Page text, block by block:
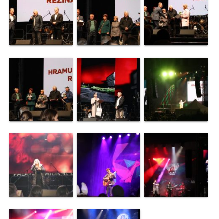
de
specialitate
Activitatea
consiliului
Deciziile
consiliului
Regulamentul
consiliului
Ședințele
Consiliului